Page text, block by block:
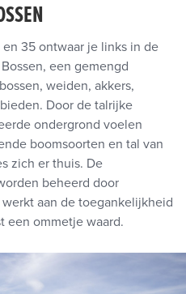
35 ontwaar je links in de
een gemengd
weiden, akkers,
Door de talrijke
ondergrond voelen
boomsoorten en tal van
zich er thuis. De
beheerd door
aan de toegankelijkheid
een ommetje waard.